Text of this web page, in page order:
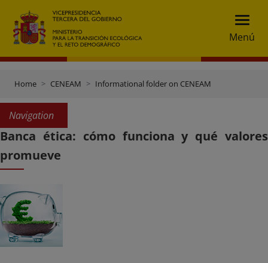
Menú
Home CENEAM Informational folder on CENEAM
Navigation
Banca ética: cómo funciona y qué valores
promueve